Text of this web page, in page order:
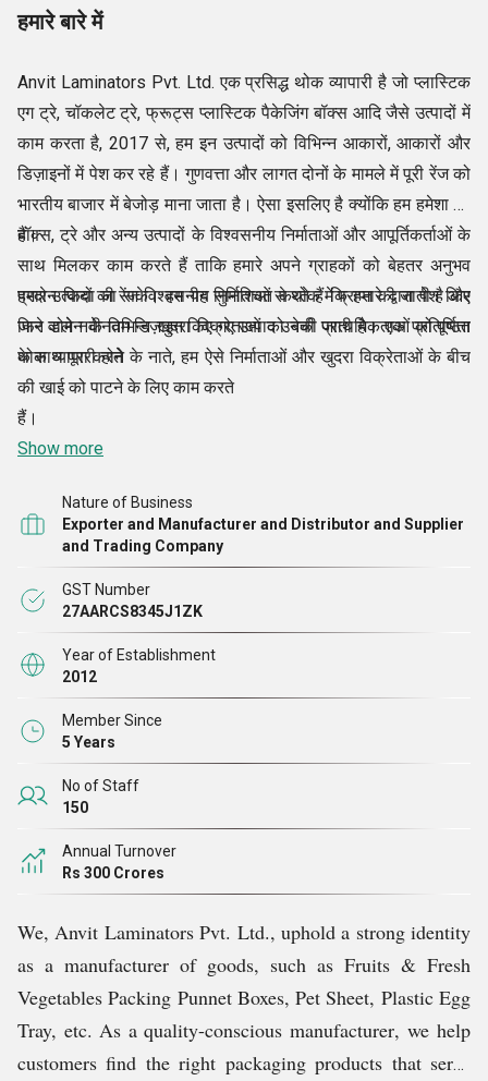
हमारे बारे में
Anvit Laminators Pvt. Ltd. एक प्रसिद्ध थोक व्यापारी है जो प्लास्टिक
एग ट्रे, चॉकलेट ट्रे, फ्रूट्स प्लास्टिक पैकेजिंग बॉक्स आदि जैसे उत्पादों में
काम करता है, 2017 से, हम इन उत्पादों को विभिन्न आकारों, आकारों और
डिज़ाइनों में पेश कर रहे हैं। गुणवत्ता और लागत दोनों के मामले में पूरी रेंज को
भारतीय बाजार में बेजोड़ माना जाता है। ऐसा इसलिए है क्योंकि हम हमेशा इन
बॉक्स, ट्रे और अन्य उत्पादों के विश्वसनीय निर्माताओं और आपूर्तिकर्ताओं के
साथ मिलकर काम करते हैं ताकि हमारे अपने ग्राहकों को बेहतर अनुभव
प्रदान किया जा सके। हम यह सुनिश्चित करते हैं कि हमारे द्वारा पेश किए
जाने वाले नवीनतम डिज़ाइन किए गए उत्पाद उनकी प्राथमिकताओं को पूर्णता
के साथ पूरा करते
हैं।
हमारे उत्पादों की रेंज विश्वसनीय निर्माताओं से थोक में प्राप्त की जाती है और
फिर डोमेन के विभिन्न खुदरा विक्रेताओं को बेची जाती है। एक प्रतिष्ठित
थोक व्यापारी होने के नाते, हम ऐसे निर्माताओं और खुदरा विक्रेताओं के बीच
की खाई को पाटने के लिए काम करते
हैं।
Show more
Nature of Business
Exporter and Manufacturer and Distributor and Supplier
and Trading Company
GST Number
27AARCS8345J1ZK
Year of Establishment
2012
Member Since
5 Years
No of Staff
150
Annual Turnover
Rs 300 Crores
We, Anvit Laminators Pvt. Ltd., uphold a strong identity
as a manufacturer of goods, such as Fruits & Fresh
Vegetables Packing Punnet Boxes, Pet Sheet, Plastic Egg
Tray, etc. As a quality-conscious manufacturer, we help
customers find the right packaging products that serve